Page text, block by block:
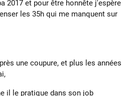
2017 et pour être honnête j'espère
les 35h qui me manquent sur
une coupure, et plus les années
il le pratique dans son job